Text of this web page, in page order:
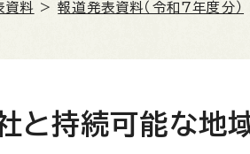
資料 >報道発表資料（令和7年度分）
と持続可能な地